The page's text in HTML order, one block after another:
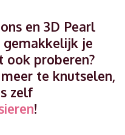
en 3D Pearl
gemakkelijk je
ook proberen?
te knutselen,
zelf
!